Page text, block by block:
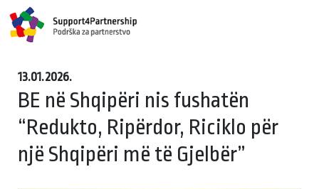
13.01.2026.
BE në Shqipëri nis fushatën
“Redukto, Ripërdor, Riciklo për
një Shqipëri më të Gjelbër”